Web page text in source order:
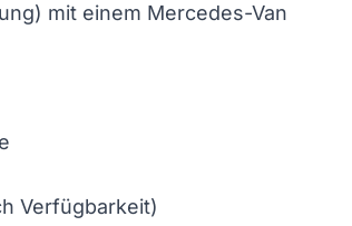
mit einem Mercedes-Van
Verfügbarkeit)